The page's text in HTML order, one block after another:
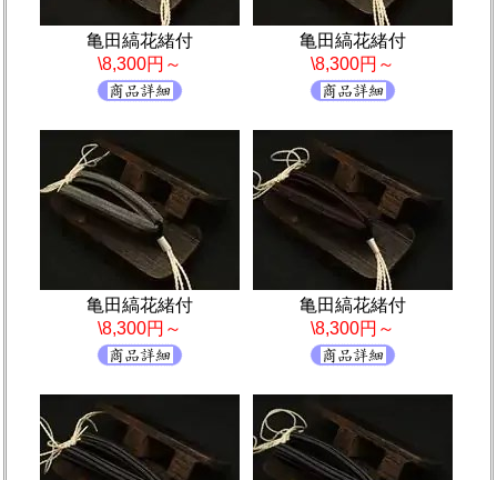
亀田縞花緒付
\8,300円～
亀田縞花緒付
\8,300円～
亀田縞花緒付
\8,300円～
亀田縞花緒付
\8,300円～